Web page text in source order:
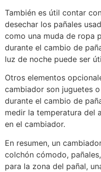
También es útil contar
desechar los pañales
como una muda de ropa
durante el cambio de
luz de noche puede ser
Otros elementos
cambiador son juguetes
durante el cambio de
medir la temperatura del
en el cambiador.
En resumen, un
colchón cómodo,
para la zona del pañal,